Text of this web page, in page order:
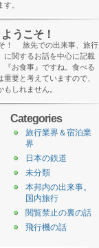
。
うこそ！
！ 旅先での出来事、旅行
に関するお話を中心に記載
『お食事』ですね。食べる
要と考えていますので、
しれません。
Categories
旅行業界＆宿泊業
界
日本の鉄道
未分類
本邦内の出来事。
国内旅行
閲覧禁止の裏の話
飛行機の話